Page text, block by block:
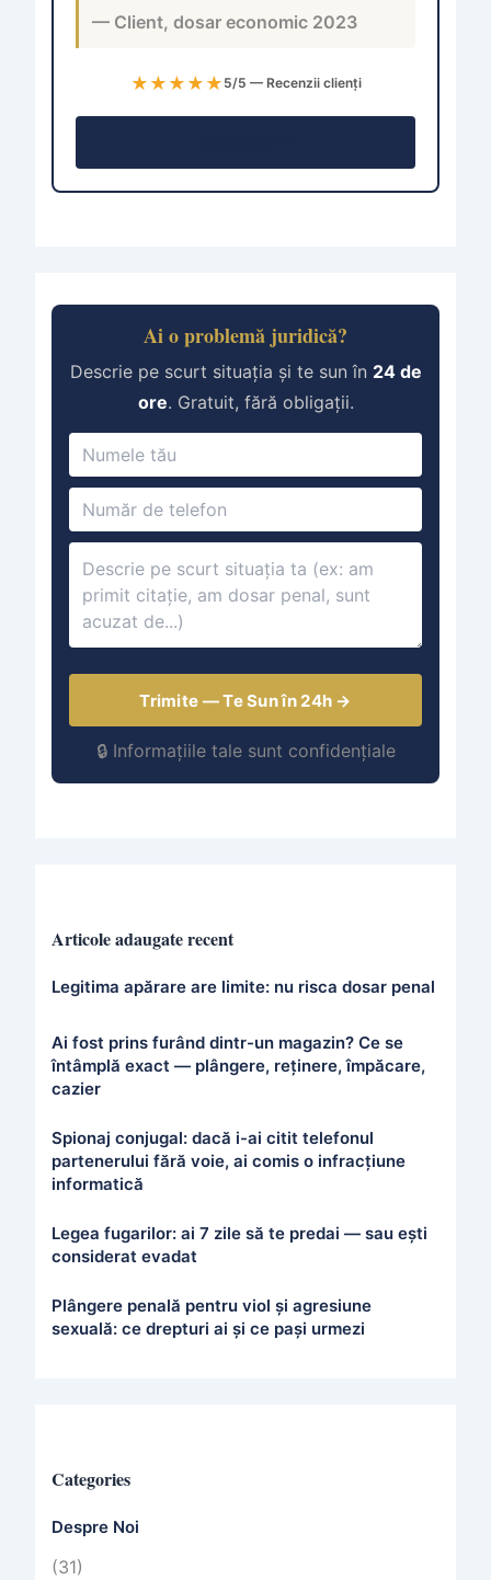
— Client, dosar economic 2023
★★★★★ 5/5 — Recenzii clienți
Ai o problemă juridică?
Descrie pe scurt situația și te sun în 24 de
ore. Gratuit, fără obligații.
Trimite — Te Sun în 24h →
🔒 Informațiile tale sunt confidențiale
Articole adaugate recent
Legitima apărare are limite: nu risca dosar penal
Ai fost prins furând dintr-un magazin? Ce se
întâmplă exact — plângere, reținere, împăcare,
cazier
Spionaj conjugal: dacă i-ai citit telefonul
partenerului fără voie, ai comis o infracțiune
informatică
Legea fugarilor: ai 7 zile să te predai — sau ești
considerat evadat
Plângere penală pentru viol și agresiune
sexuală: ce drepturi ai și ce pași urmezi
Categories
Despre Noi
(31)